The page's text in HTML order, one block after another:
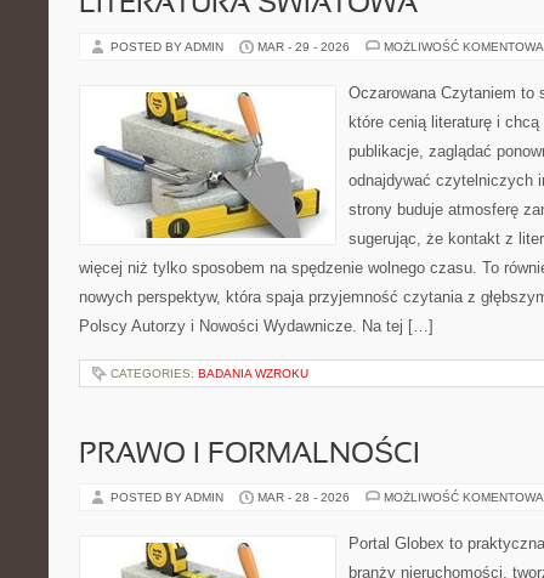
POSTED BY ADMIN MAR - 29 - 2026 MOŻLIWOŚĆ
Oczarowana Czytaniem to
które cenią literaturę i chcą
publikacje, zaglądać
odnajdywać czytelniczych
strony buduje atmosferę
sugerując, że kontakt z
więcej niż tylko sposobem na spędzenie wolnego czasu. To
nowych perspektyw, która spaja przyjemność czytania z
Polscy Autorzy i Nowości Wydawnicze. Na tej […]
CATEGORIES: BADANIA WZROKU
PRAWO I FORMALNOŚCI
POSTED BY ADMIN MAR - 28 - 2026 MOŻLIWOŚĆ
Portal Globex to
branży nieruchomości,